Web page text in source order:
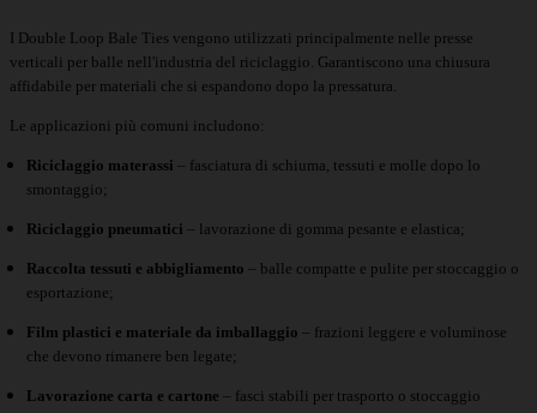
I Double Loop Bale Ties vengono utilizzati principalmente nelle presse
verticali per balle nell'industria del riciclaggio. Garantiscono una chiusura
affidabile per materiali che si espandono dopo la pressatura.
Le applicazioni più comuni includono:
Riciclaggio materassi – fasciatura di schiuma, tessuti e molle dopo lo
smontaggio;
Riciclaggio pneumatici – lavorazione di gomma pesante e elastica;
Raccolta tessuti e abbigliamento – balle compatte e pulite per stoccaggio o
esportazione;
Film plastici e materiale da imballaggio – frazioni leggere e voluminose
che devono rimanere ben legate;
Lavorazione carta e cartone – fasci stabili per trasporto o stoccaggio